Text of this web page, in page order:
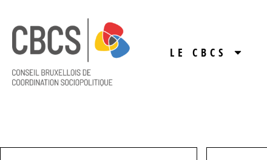
LE CBCS